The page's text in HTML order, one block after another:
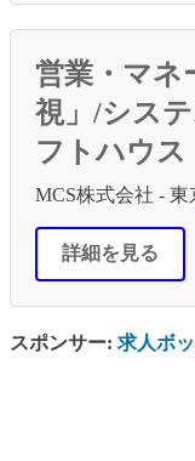
営業・マネ
視」/シス
フトハウス
MCS株式会社 - 東
詳細を見る
スポンサー: 求人ボ